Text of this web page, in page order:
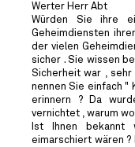
Werter Herr Abt
Würden Sie ihre
Geheimdiensten
der vielen
sicher . Sie wissen
Sicherheit war ,
nennen Sie einfach "
erinnern ? Da
vernichtet , warum
Ist Ihnen bekannt
eimarschiert wären